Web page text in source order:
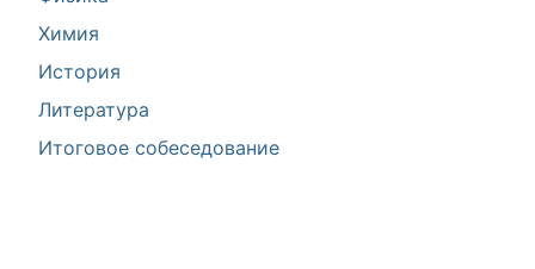
Химия
История
Литература
Итоговое собеседование